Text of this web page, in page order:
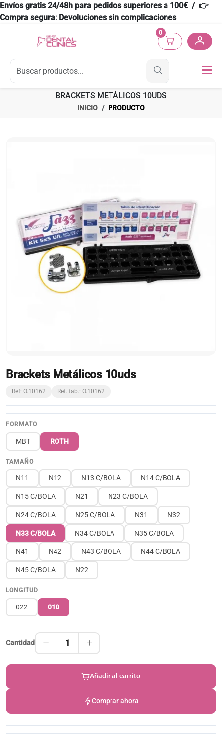
Envíos gratis 24/48h para pedidos superiores a 100€ / 👉
Compra segura: Devoluciones sin complicaciones
0
BRACKETS METÁLICOS 10UDS
INICIO PRODUCTO
Brackets Metálicos 10uds
Ref: O.10162 Ref. fab.: O.10162
FORMATO
MBT ROTH
TAMAÑO
N11 N12 N13 C/BOLA N14 C/BOLA
N15 C/BOLA N21 N23 C/BOLA
N24 C/BOLA N25 C/BOLA N31 N32
N33 C/BOLA N34 C/BOLA N35 C/BOLA
N41 N42 N43 C/BOLA N44 C/BOLA
N45 C/BOLA N22
LONGITUD
022 018
Cantidad 1
Añadir al carrito
Comprar ahora